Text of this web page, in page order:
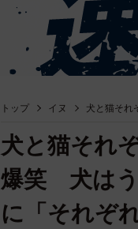
トップ イヌ 犬と猫それ
犬と猫それ
爆笑 犬はう
に「それぞ